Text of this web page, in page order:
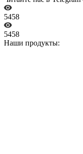
5458
5458
Наши продукты: